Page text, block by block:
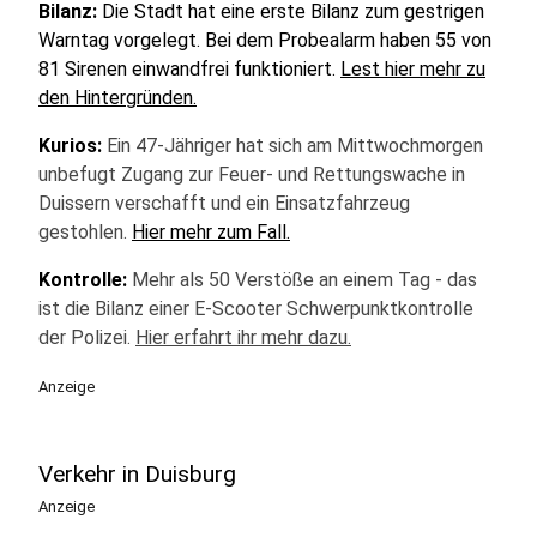
Bilanz: Die Stadt hat eine erste Bilanz zum gestrigen
Warntag vorgelegt. Bei dem Probealarm haben 55 von
81 Sirenen einwandfrei funktioniert. Lest hier mehr zu
den Hintergründen.
Kurios: Ein 47-Jähriger hat sich am Mittwochmorgen
unbefugt Zugang zur Feuer- und Rettungswache in
Duissern verschafft und ein Einsatzfahrzeug
gestohlen. Hier mehr zum Fall.
Kontrolle: Mehr als 50 Verstöße an einem Tag - das
ist die Bilanz einer E-Scooter Schwerpunktkontrolle
der Polizei. Hier erfahrt ihr mehr dazu.
Anzeige
Verkehr in Duisburg
Anzeige